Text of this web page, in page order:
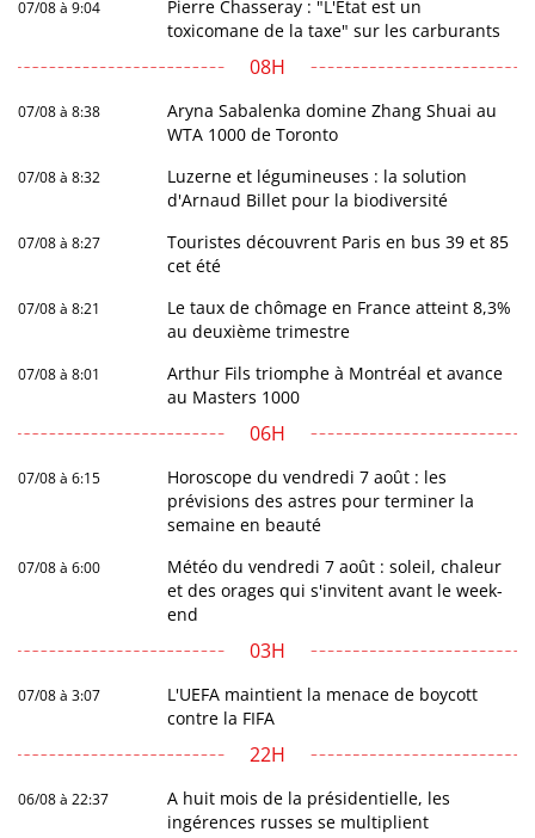
07/08 à 9:04
Pierre Chasseray : "L'État est un
toxicomane de la taxe" sur les carburants
08H
07/08 à 8:38
Aryna Sabalenka domine Zhang Shuai au
WTA 1000 de Toronto
07/08 à 8:32
Luzerne et légumineuses : la solution
d'Arnaud Billet pour la biodiversité
07/08 à 8:27
Touristes découvrent Paris en bus 39 et 85
cet été
07/08 à 8:21
Le taux de chômage en France atteint 8,3%
au deuxième trimestre
07/08 à 8:01
Arthur Fils triomphe à Montréal et avance
au Masters 1000
06H
07/08 à 6:15
Horoscope du vendredi 7 août : les
prévisions des astres pour terminer la
semaine en beauté
07/08 à 6:00
Météo du vendredi 7 août : soleil, chaleur
et des orages qui s'invitent avant le week-
end
03H
07/08 à 3:07
L'UEFA maintient la menace de boycott
contre la FIFA
22H
06/08 à 22:37
A huit mois de la présidentielle, les
ingérences russes se multiplient